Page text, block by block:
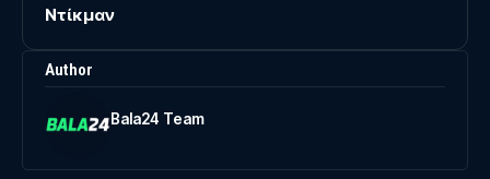
Ντίκμαν
Author
Bala24 Team